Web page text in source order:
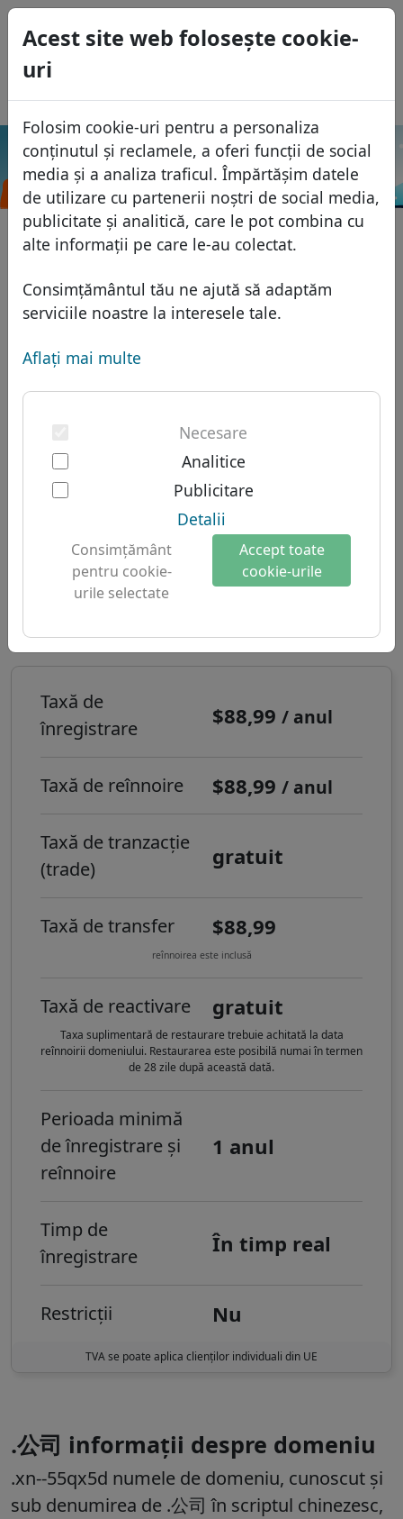
Acest site web foloseşte cookie-
uri
Folosim cookie-uri pentru a personaliza
conținutul și reclamele, a oferi funcții de social
media și a analiza traficul. Împărtășim datele
de utilizare cu partenerii noștri de social media,
publicitate și analitică, care le pot combina cu
alte informații pe care le-au colectat.
Consimțământul tău ne ajută să adaptăm
serviciile noastre la interesele tale.
Aflaţi mai multe
Necesare
Analitice
Publicitare
Detalii
Consimţământ
pentru cookie-
urile selectate
Accept toate
cookie-urile
Domenii
Baza domeniilor
Domenii africane
Domenii asiatice
Domenii europene
Domeniile din Orientul Mijlociu
Domenii australiene
Lista de preţuri
Reduceri
Transfer
Caută
Protecţia ID
Gazduire DNS
FAQ
Despre Let's Domains
De ce Let's Domains?
Formulări
Contact
USD
EUR
GBP
Español
Français
Italiano
Português
Eesti
.公
司
Caută
Domeniu .公司 - Domenii
noi
Timp de înregistrare: În timp real
internet .公司?
Taxă de
înregistrare
$88,99 / anul
Taxă de reînnoire $88,99 / anul
Taxă de tranzacție
(trade)
gratuit
Taxă de transfer $88,99
reînnoirea este inclusă
Taxă de reactivare gratuit
Taxa suplimentară de restaurare trebuie achitată la data
reînnoirii domeniului. Restaurarea este posibilă numai în termen
de 28 zile după această dată.
Perioada minimă
de înregistrare și
reînnoire
1 anul
Timp de
înregistrare
În timp real
Restricții Nu
TVA se poate aplica clienților individuali din UE
.公司 informații despre domeniu
.xn--55qx5d numele de domeniu, cunoscut și
sub denumirea de .公司 în scriptul chinezesc,